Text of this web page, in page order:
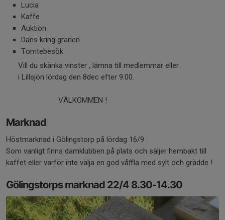
Lucia
Kaffe
Auktion
Dans kring granen
Tomtebesök
Vill du skänka vinster , lämna till medlemmar eller
i Lillsjön lördag den 8dec efter 9.00.
VÄLKOMMEN !
Marknad
Höstmarknad i Gölingstorp på lördag 16/9 .
Som vanligt finns damklubben på plats och säljer hembakt till
kaffet eller varför inte välja en god våffla med sylt och grädde !
Gölingstorps marknad 22/4 8.30-14.30